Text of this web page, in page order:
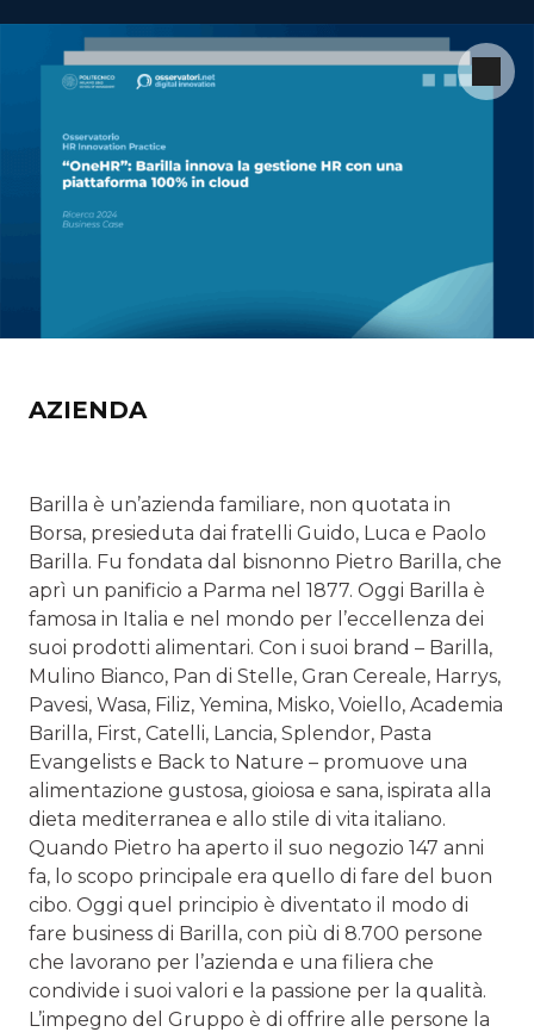
AZIENDA
Barilla è un’azienda familiare, non quotata in
Borsa, presieduta dai fratelli Guido, Luca e Paolo
Barilla. Fu fondata dal bisnonno Pietro Barilla, che
aprì un panificio a Parma nel 1877. Oggi Barilla è
famosa in Italia e nel mondo per l’eccellenza dei
suoi prodotti alimentari. Con i suoi brand – Barilla,
Mulino Bianco, Pan di Stelle, Gran Cereale, Harrys,
Pavesi, Wasa, Filiz, Yemina, Misko, Voiello, Academia
Barilla, First, Catelli, Lancia, Splendor, Pasta
Evangelists e Back to Nature – promuove una
alimentazione gustosa, gioiosa e sana, ispirata alla
dieta mediterranea e allo stile di vita italiano.
Quando Pietro ha aperto il suo negozio 147 anni
fa, lo scopo principale era quello di fare del buon
cibo. Oggi quel principio è diventato il modo di
fare business di Barilla, con più di 8.700 persone
che lavorano per l’azienda e una filiera che
condivide i suoi valori e la passione per la qualità.
L’impegno del Gruppo è di offrire alle persone la